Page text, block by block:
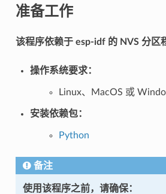
准备工作
该程序依赖于 esp-idf 的 NVS 分区
操作系统要求：
Linux、MacOS 或
安装依赖包：
Python
备注
使用该程序之前，请确保：